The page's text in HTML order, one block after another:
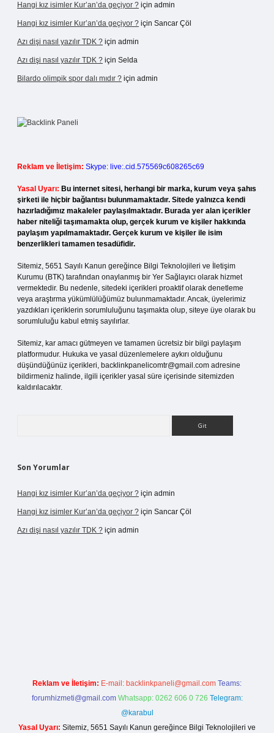
Hangi kız isimler Kur’an’da geçiyor ? için admin
Hangi kız isimler Kur’an’da geçiyor ? için Sancar Çöl
Azı dişi nasıl yazılır TDK ? için admin
Azı dişi nasıl yazılır TDK ? için Selda
Bilardo olimpik spor dalı mıdır ? için admin
Reklam ve İletişim: Skype: live:.cid.575569c608265c69
Yasal Uyarı: Bu internet sitesi, herhangi bir marka, kurum veya şahıs
şirketi ile hiçbir bağlantısı bulunmamaktadır. Sitede yalnızca kendi
hazırladığımız makaleler paylaşılmaktadır. Burada yer alan içerikler
haber niteliği taşımamakta olup, gerçek kurum ve kişiler hakkında
paylaşım yapılmamaktadır. Gerçek kurum ve kişiler ile isim
benzerlikleri tamamen tesadüfidir.
Sitemiz, 5651 Sayılı Kanun gereğince Bilgi Teknolojileri ve İletişim
Kurumu (BTK) tarafından onaylanmış bir Yer Sağlayıcı olarak hizmet
vermektedir. Bu nedenle, sitedeki içerikleri proaktif olarak denetleme
veya araştırma yükümlülüğümüz bulunmamaktadır. Ancak, üyelerimiz
yazdıkları içeriklerin sorumluluğunu taşımakta olup, siteye üye olarak bu
sorumluluğu kabul etmiş sayılırlar.
Sitemiz, kar amacı gütmeyen ve tamamen ücretsiz bir bilgi paylaşım
platformudur. Hukuka ve yasal düzenlemelere aykırı olduğunu
düşündüğünüz içerikleri, backlinkpanelicomtr@gmail.com adresine
bildirmeniz halinde, ilgili içerikler yasal süre içerisinde sitemizden
kaldırılacaktır.
Son Yorumlar
Hangi kız isimler Kur’an’da geçiyor ? için admin
Hangi kız isimler Kur’an’da geçiyor ? için Sancar Çöl
Azı dişi nasıl yazılır TDK ? için admin
Reklam ve İletişim: E-mail: backlinkpaneli@gmail.com Teams:
forumhizmeti@gmail.com Whatsapp: 0262 606 0 726 Telegram:
@karabul
Yasal Uyarı: Sitemiz, 5651 Sayılı Kanun gereğince Bilgi Teknolojileri ve